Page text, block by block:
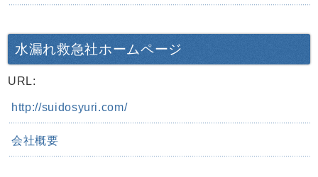
水漏れ救急社ホームページ
URL:
http://suidosyuri.com/
会社概要